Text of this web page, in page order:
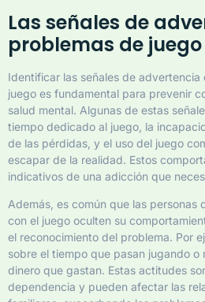
Las señales de
problemas de juego
Identificar las señales de
juego es fundamental para prevenir
salud mental. Algunas de estas
tiempo dedicado al juego, la
de las pérdidas, y el uso del juego
escapar de la realidad. Estos
indicativos de una adicción que
Además, es común que las personas
con el juego oculten su
el reconocimiento del problema. Por
sobre el tiempo que pasan jugando
dinero que gastan. Estas actitudes
dependencia y pueden afectar las